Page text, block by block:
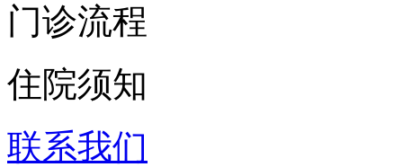
门诊流程
住院须知
联系我们